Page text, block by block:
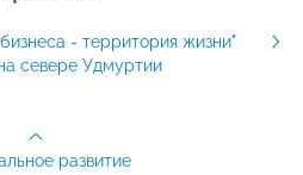
- территория жизни"
севере Удмуртии
развитие